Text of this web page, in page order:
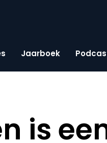
Jaarboek
is